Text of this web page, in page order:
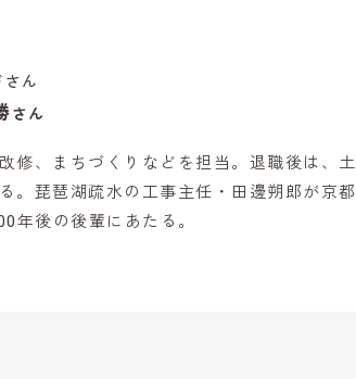
さん
さん
修、まちづくりなどを担当。退職後は、土
。琵琶湖疏水の工事主任・田邊朔郎が京都
年後の後輩にあたる。